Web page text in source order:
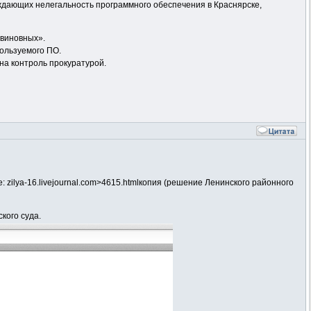
нелегальность программного обеспечения в Краснярске,
ПО.
контроль прокуратурой.
16.livejournal.com>4615.htmlкопия (решение Ленинского районного
суда.